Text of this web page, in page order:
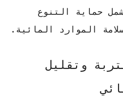
حماية التنوع
الموارد المائية.
وتقليل